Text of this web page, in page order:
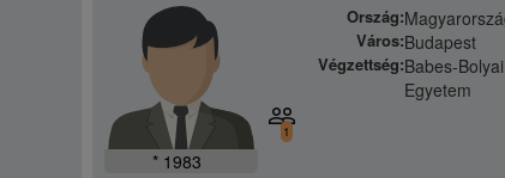
* 1983
Ország:
Város:Budapest
Végzettség:Babes-
Egyetem
people_outline
1